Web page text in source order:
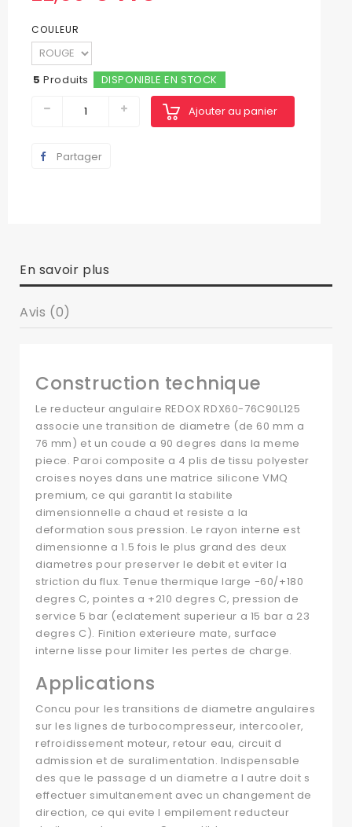
COULEUR
5 Produits DISPONIBLE EN STOCK
Ajouter au panier
Partager
En savoir plus
Avis (0)
Construction technique
Le reducteur angulaire REDOX RDX60-76C90L125
associe une transition de diametre (de 60 mm a
76 mm) et un coude a 90 degres dans la meme
piece. Paroi composite a 4 plis de tissu polyester
croises noyes dans une matrice silicone VMQ
premium, ce qui garantit la stabilite
dimensionnelle a chaud et resiste a la
deformation sous pression. Le rayon interne est
dimensionne a 1.5 fois le plus grand des deux
diametres pour preserver le debit et eviter la
striction du flux. Tenue thermique large -60/+180
degres C, pointes a +210 degres C, pression de
service 5 bar (eclatement superieur a 15 bar a 23
degres C). Finition exterieure mate, surface
interne lisse pour limiter les pertes de charge.
Applications
Concu pour les transitions de diametre angulaires
sur les lignes de turbocompresseur, intercooler,
refroidissement moteur, retour eau, circuit d
admission et de suralimentation. Indispensable
des que le passage d un diametre a l autre doit s
effectuer simultanement avec un changement de
direction, ce qui evite l empilement reducteur